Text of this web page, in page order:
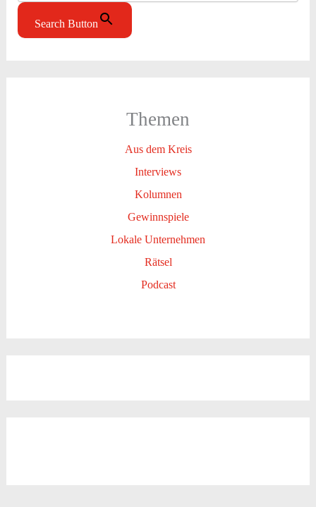
Search Button
Themen
Aus dem Kreis
Interviews
Kolumnen
Gewinnspiele
Lokale Unternehmen
Rätsel
Podcast